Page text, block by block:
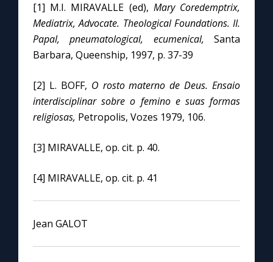
[1] M.I. MIRAVALLE (ed), Mary Coredemptrix,
Mediatrix, Advocate. Theological Foundations. II.
Papal, pneumatological, ecumenical, Santa
Barbara, Queenship, 1997, p. 37-39
[2] L. BOFF, O rosto materno de Deus. Ensaio
interdisciplinar sobre o femino e suas formas
religiosas, Petropolis, Vozes 1979, 106.
[3] MIRAVALLE, op. cit. p. 40.
[4] MIRAVALLE, op. cit. p. 41
Jean GALOT